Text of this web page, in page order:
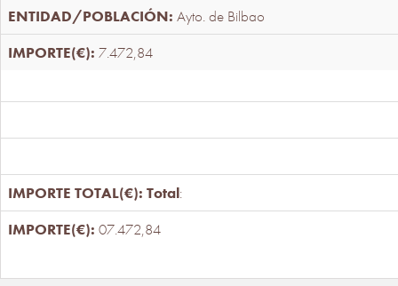
Ayto. de Bilbao
7.472,84
Total:
07.472,84